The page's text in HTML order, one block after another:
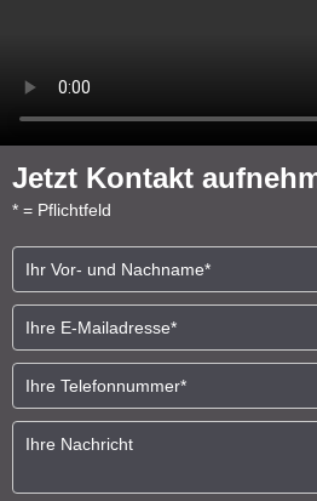
Jetzt Kontakt
* = Pflichtfeld